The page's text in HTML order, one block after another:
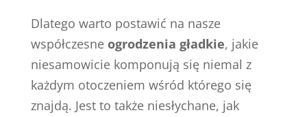
Dlatego warto postawić na nasze
współczesne ogrodzenia gładkie, jakie
niesamowicie komponują się niemal z
każdym otoczeniem wśród którego się
znajdą. Jest to także niesłychane, jak